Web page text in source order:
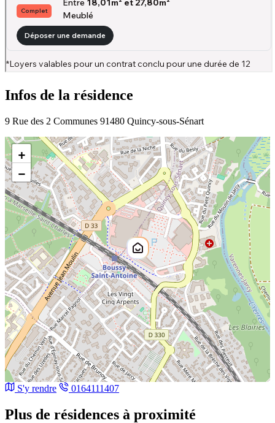
Infos de la résidence
9 Rue des 2 Communes 91480 Quincy-sous-Sénart
+
−
S'y rendre 0164111407
Plus de résidences à proximité